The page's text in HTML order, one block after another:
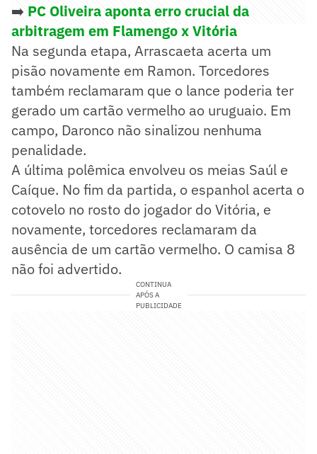
➡️ PC Oliveira aponta erro crucial da
arbitragem em Flamengo x Vitória
Na segunda etapa, Arrascaeta acerta um
pisão novamente em Ramon. Torcedores
também reclamaram que o lance poderia ter
gerado um cartão vermelho ao uruguaio. Em
campo, Daronco não sinalizou nenhuma
penalidade.
A última polêmica envolveu os meias Saúl e
Caíque. No fim da partida, o espanhol acerta o
cotovelo no rosto do jogador do Vitória, e
novamente, torcedores reclamaram da
ausência de um cartão vermelho. O camisa 8
não foi advertido.
CONTINUA
APÓS A
PUBLICIDADE